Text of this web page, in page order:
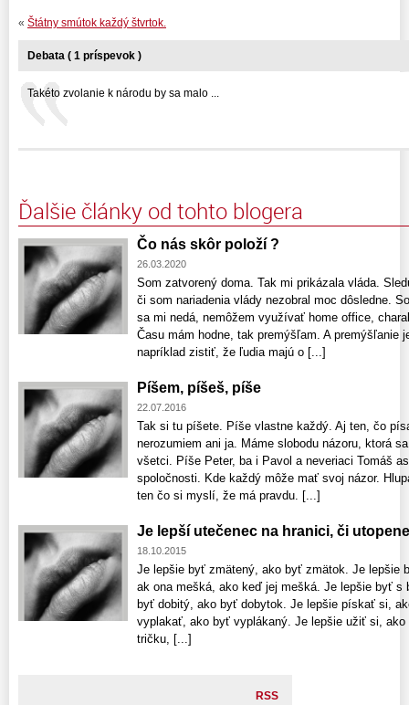
« Štátny smútok každý štvrtok.
Debata ( 1 príspevok )
Takéto zvolanie k národu by sa malo ...
Ďalšie články od tohto blogera
Čo nás skôr položí ?
26.03.2020
Som zatvorený doma. Tak mi prikázala vláda.
či som nariadenia vlády nezobral moc dôsledne.
sa mi nedá, nemôžem využívať home office,
Času mám hodne, tak premýšľam. A premýšľanie
napríklad zistiť, že ľudia majú o [...]
Píšem, píšeš, píše
22.07.2016
Tak si tu píšete. Píše vlastne každý. Aj ten, čo
nerozumiem ani ja. Máme slobodu názoru, ktorá
všetci. Píše Peter, ba i Pavol a neveriaci Tomáš
spoločnosti. Kde každý môže mať svoj názor.
ten čo si myslí, že má pravdu. [...]
Je lepší utečenec na hranici, či
18.10.2015
Je lepšie byť zmätený, ako byť zmätok. Je lepšie
ak ona mešká, ako keď jej mešká. Je lepšie byť s
byť dobitý, ako byť dobytok. Je lepšie pískať si,
vyplakať, ako byť vyplákaný. Je lepšie užiť si,
tričku, [...]
RSS